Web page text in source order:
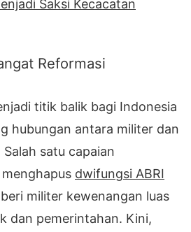
Saksi Kecacatan
Reformasi
titik balik bagi Indonesia
hubungan antara militer dan
satu capaian
dwifungsi ABRI
militer kewenangan luas
dan pemerintahan. Kini,